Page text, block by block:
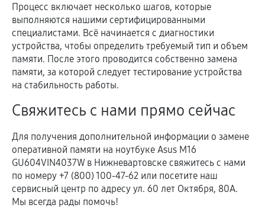
Процесс включает несколько шагов, которые
выполняются нашими сертифицированными
специалистами. Всё начинается с диагностики
устройства, чтобы определить требуемый тип и объем
памяти. После этого проводится собственно замена
памяти, за которой следует тестирование устройства
на стабильность работы.
Свяжитесь с нами прямо сейчас
Для получения дополнительной информации о замене
оперативной памяти на ноутбуке Asus M16
GU604VIN4037W в Нижневартовске свяжитесь с нами
по номеру +7 (800) 100-47-62 или посетите наш
сервисный центр по адресу ул. 60 лет Октября, 80А.
Мы всегда рады помочь!